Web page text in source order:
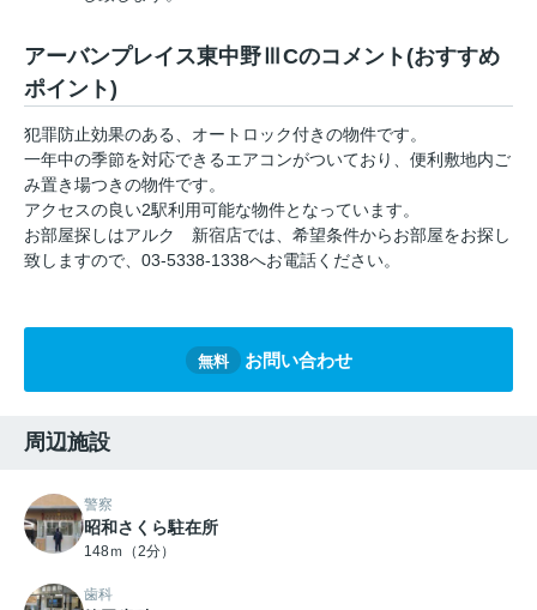
アーバンプレイス東中野ⅢCのコメント(おすすめ
ポイント)
犯罪防止効果のある、オートロック付きの物件です。
一年中の季節を対応できるエアコンがついており、便利敷地内ご
み置き場つきの物件です。
アクセスの良い2駅利用可能な物件となっています。
お部屋探しはアルク 新宿店では、希望条件からお部屋をお探し
致しますので、03-5338-1338へお電話ください。
無料 お問い合わせ
周辺施設
警察
昭和さくら駐在所
148ｍ（2分）
歯科